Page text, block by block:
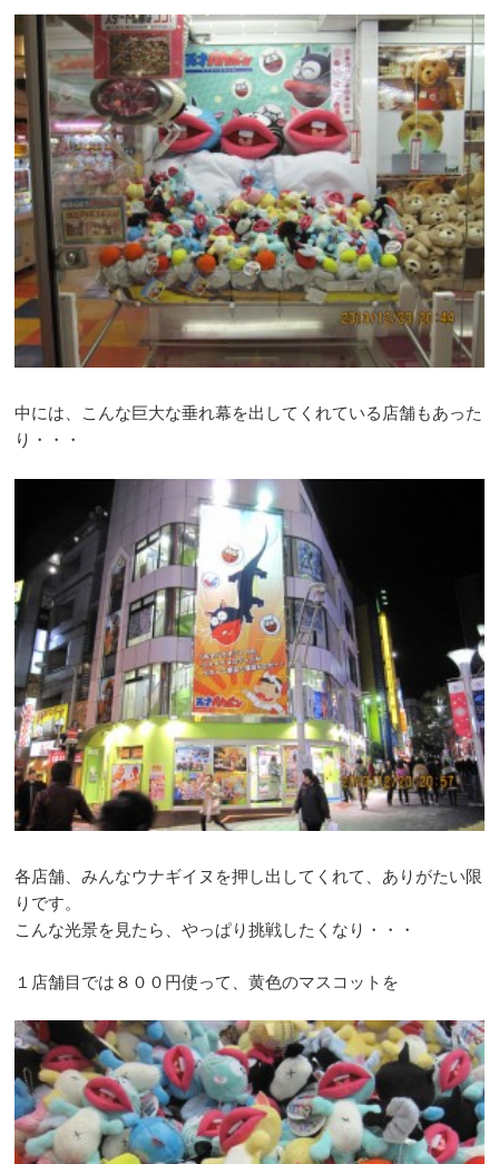
中には、こんな巨大な垂れ幕を出してくれている店舗もあった
り・・・
各店舗、みんなウナギイヌを押し出してくれて、ありがたい限
りです。
こんな光景を見たら、やっぱり挑戦したくなり・・・
１店舗目では８００円使って、黄色のマスコットを